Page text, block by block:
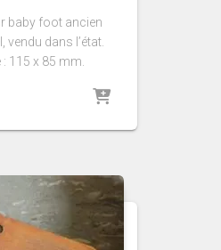
baby foot ancien
vendu dans l’état.
115 x 85 mm.